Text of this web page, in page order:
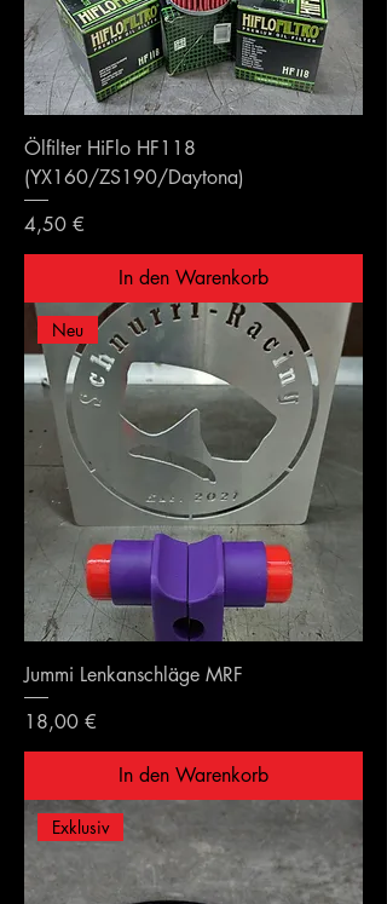
Ölfilter HiFlo HF118
(YX160/ZS190/Daytona)
Preis
4,50 €
In den Warenkorb
Neu
Jummi Lenkanschläge MRF
Preis
18,00 €
In den Warenkorb
Exklusiv